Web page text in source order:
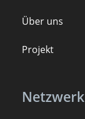
Über uns
Projekt
Netzwerk